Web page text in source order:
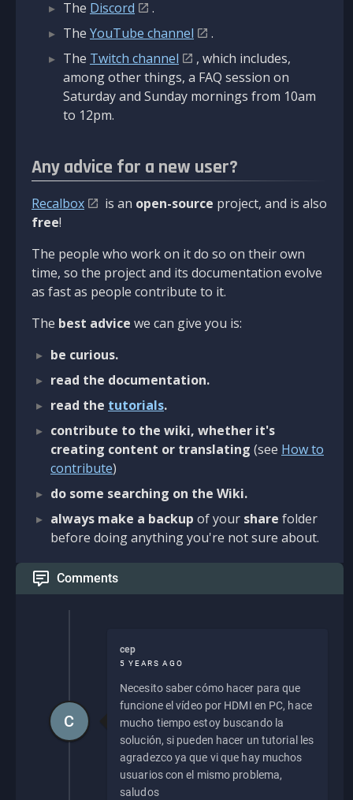
The Discord
.
The YouTube channel
.
The Twitch channel
, which includes,
among other things, a FAQ session on
Saturday and Sunday mornings from 10am
to 12pm.
Any advice for a new user?
Recalbox is an open-source project, and is also
free!
The people who work on it do so on their own
time, so the project and its documentation evolve
as fast as people contribute to it.
The best advice we can give you is:
be curious.
read the documentation.
read the tutorials.
contribute to the wiki, whether it's
creating content or translating (see How to
contribute)
do some searching on the Wiki.
always make a backup of your share folder
before doing anything you're not sure about.
Comments
cep
5 YEARS AGO
Necesito saber cómo hacer para que
funcione el vídeo por HDMI en PC, hace
mucho tiempo estoy buscando la
solución, si pueden hacer un tutorial les
agradezco ya que vi que hay muchos
usuarios con el mismo problema,
saludos
C